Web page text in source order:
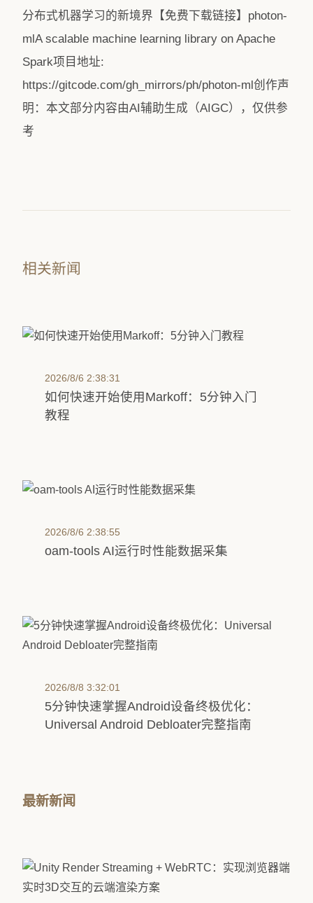
分布式机器学习的新境界【免费下载链接】photon-
mlA scalable machine learning library on Apache
Spark项目地址:
https://gitcode.com/gh_mirrors/ph/photon-ml创作声
明：本文部分内容由AI辅助生成（AIGC），仅供参
考
相关新闻
2026/8/6 2:38:31
如何快速开始使用Markoff：5分钟入门
教程
2026/8/6 2:38:55
oam-tools AI运行时性能数据采集
2026/8/8 3:32:01
5分钟快速掌握Android设备终极优化：
Universal Android Debloater完整指南
最新新闻